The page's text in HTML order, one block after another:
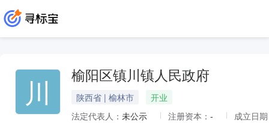
川 榆阳区镇川镇人民政府
陕西省 | 榆林市
开业
法定代表人： 未公示 注册资本： -
成立日